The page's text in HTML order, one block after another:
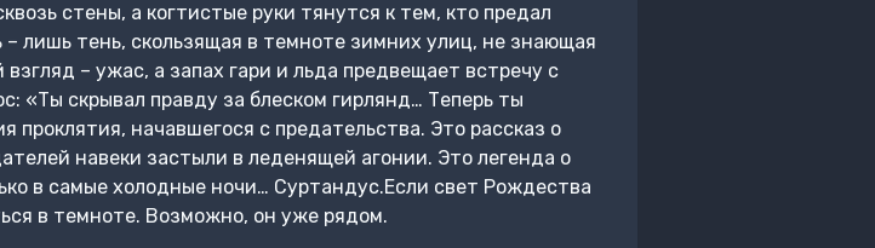
стены, а когтистые руки тянутся к тем, кто предал
лишь тень, скользящая в темноте зимних улиц, не знающая
– ужас, а запах гари и льда предвещает встречу с
«Ты скрывал правду за блеском гирлянд… Теперь ты
начавшегося с предательства. Это рассказ о
навеки застыли в леденящей агонии. Это легенда о
в самые холодные ночи… Суртандус.Если свет Рождества
в темноте. Возможно, он уже рядом.